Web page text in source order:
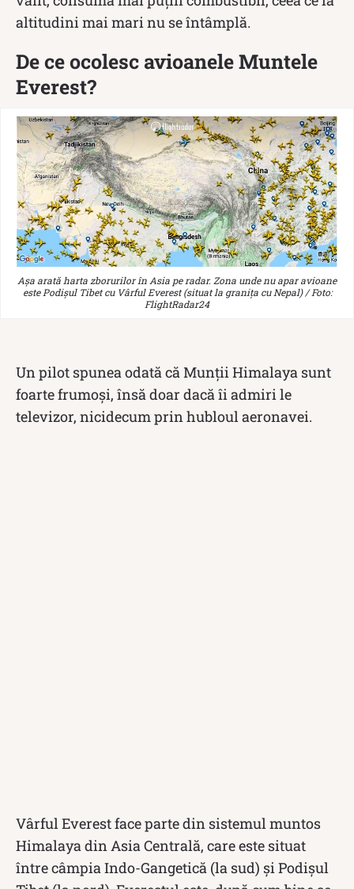
altitudini mai mari nu se întâmplă.
De ce ocolesc avioanele Muntele
Everest?
Așa arată harta zborurilor în Asia pe radar. Zona unde nu apar avioane
este Podișul Tibet cu Vârful Everest (situat la granița cu Nepal) / Foto:
FlightRadar24
Un pilot spunea odată că Munții Himalaya sunt
foarte frumoși, însă doar dacă îi admiri le
televizor, nicidecum prin hubloul aeronavei.
Vârful Everest face parte din sistemul muntos
Himalaya din Asia Centrală, care este situat
între câmpia Indo-Gangetică (la sud) și Podișul